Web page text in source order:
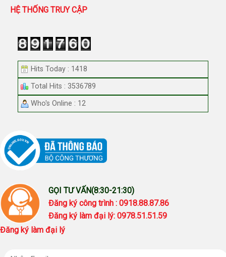
HỆ THỐNG TRUY CẬP
Hits Today : 1418
Total Hits : 3536789
Who's Online : 12
GỌI TƯ VẤN(8:30-21:30)
Đăng ký công trình : 0918.88.87.86
Đăng ký làm đại lý: 0978.51.51.59
Đăng ký làm đại lý